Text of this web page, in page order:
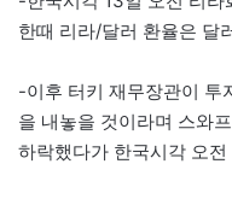
한때 리라/달러 환율은 달
-이후 터키 재무장관이 투
을 내놓을 것이라며 스와
하락했다가 한국시각 오